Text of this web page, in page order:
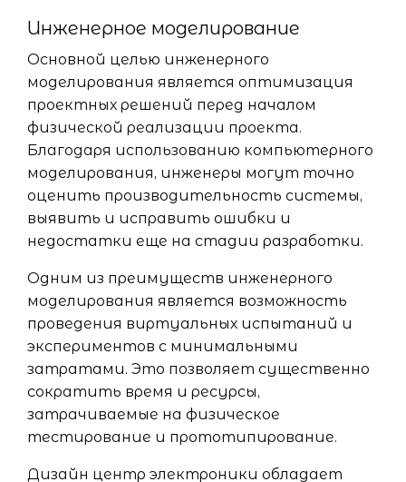
Инженерное моделирование
Основной целью инженерного
моделирования является оптимизация
проектных решений перед началом
физической реализации проекта.
Благодаря использованию компьютерного
моделирования, инженеры могут точно
оценить производительность системы,
выявить и исправить ошибки и
недостатки еще на стадии разработки.
Одним из преимуществ инженерного
моделирования является возможность
проведения виртуальных испытаний и
экспериментов с минимальными
затратами. Это позволяет существенно
сократить время и ресурсы,
затрачиваемые на физическое
тестирование и прототипирование.
Дизайн центр электроники обладает